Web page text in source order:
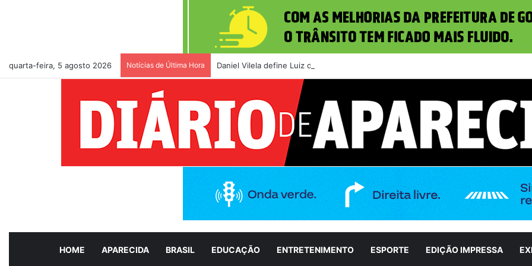
quarta-feira, 5 agosto 2026 Notícias de Última Hora Daniel Vilela define Luiz do Carmo como candidato a vice na disputa pelo Governo de
HOME APARECIDA BRASIL EDUCAÇÃO ENTRETENIMENTO ESPORTE EDIÇÃO IMPRESSA